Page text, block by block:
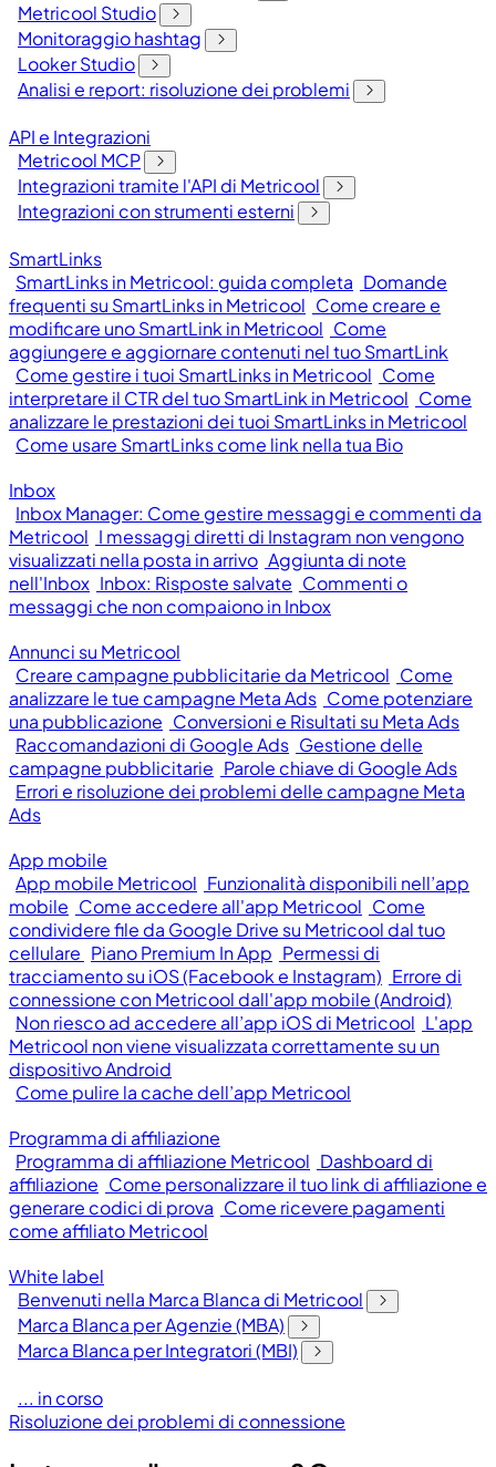
Metricool Studio
Monitoraggio hashtag
Looker Studio
Analisi e report: risoluzione dei problemi
API e Integrazioni
Metricool MCP
Integrazioni tramite l'API di Metricool
Integrazioni con strumenti esterni
SmartLinks
SmartLinks in Metricool: guida completa Domande
frequenti su SmartLinks in Metricool Come creare e
modificare uno SmartLink in Metricool Come
aggiungere e aggiornare contenuti nel tuo SmartLink
Come gestire i tuoi SmartLinks in Metricool Come
interpretare il CTR del tuo SmartLink in Metricool Come
analizzare le prestazioni dei tuoi SmartLinks in Metricool
Come usare SmartLinks come link nella tua Bio
Inbox
Inbox Manager: Come gestire messaggi e commenti da
Metricool I messaggi diretti di Instagram non vengono
visualizzati nella posta in arrivo Aggiunta di note
nell'Inbox Inbox: Risposte salvate Commenti o
messaggi che non compaiono in Inbox
Annunci su Metricool
Creare campagne pubblicitarie da Metricool Come
analizzare le tue campagne Meta Ads Come potenziare
una pubblicazione Conversioni e Risultati su Meta Ads
Raccomandazioni di Google Ads Gestione delle
campagne pubblicitarie Parole chiave di Google Ads
Errori e risoluzione dei problemi delle campagne Meta
Ads
App mobile
App mobile Metricool Funzionalità disponibili nell’app
mobile Come accedere all'app Metricool Come
condividere file da Google Drive su Metricool dal tuo
cellulare Piano Premium In App Permessi di
tracciamento su iOS (Facebook e Instagram) Errore di
connessione con Metricool dall'app mobile (Android)
Non riesco ad accedere all’app iOS di Metricool L'app
Metricool non viene visualizzata correttamente su un
dispositivo Android
Come pulire la cache dell’app Metricool
Programma di affiliazione
Programma di affiliazione Metricool Dashboard di
affiliazione Come personalizzare il tuo link di affiliazione e
generare codici di prova Come ricevere pagamenti
come affiliato Metricool
White label
Benvenuti nella Marca Blanca di Metricool
Marca Blanca per Agenzie (MBA)
Marca Blanca per Integratori (MBI)
... in corso
Risoluzione dei problemi di connessione